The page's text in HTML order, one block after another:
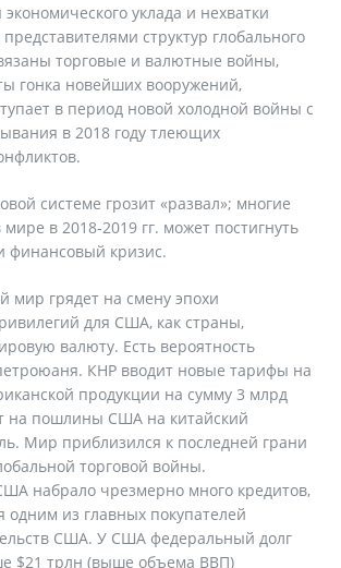
уклада и нехватки
структур глобального
торговые и валютные войны,
гонка новейших вооружений,
в период новой холодной войны с
в 2018 году тлеющих
системе грозит «развал»; многие
в 2018-2019 гг. может постигнуть
финансовый кризис.
мир грядет на смену эпохи
для США, как страны,
валюту. Есть вероятность
КНР вводит новые тарифы на
продукции на сумму 3 млрд
на пошлины США на китайский
Мир приблизился к последней грани
торговой войны.
набрало чрезмерно много кредитов,
одним из главных покупателей
США. У США федеральный долг
$21 трлн (выше объема ВВП)